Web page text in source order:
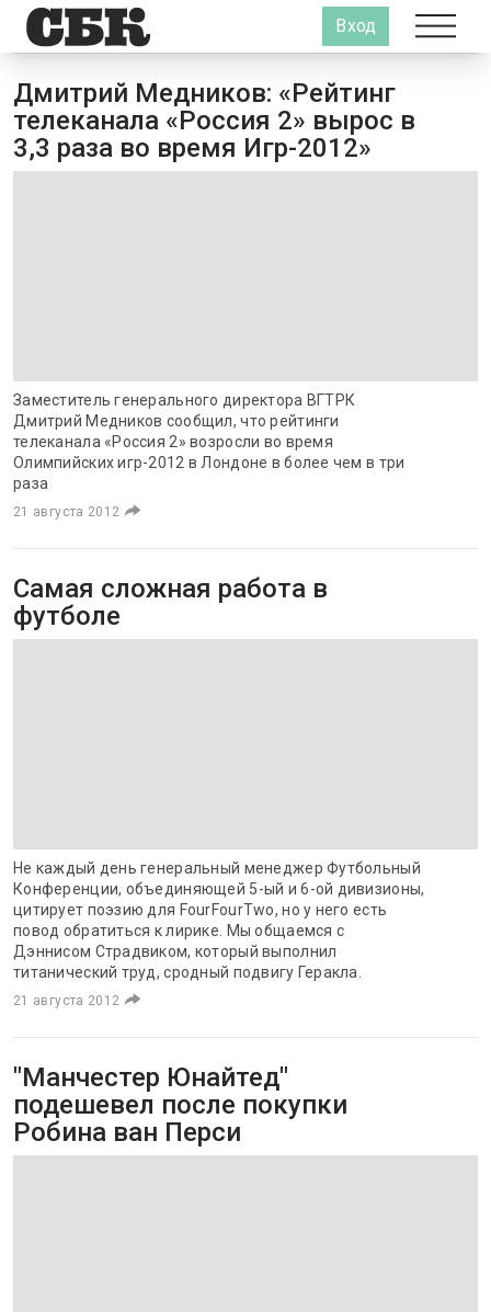
Вход
Дмитрий Медников: «Рейтинг
телеканала «Россия 2» вырос в
3,3 раза во время Игр-2012»
Заместитель генерального директора ВГТРК
Дмитрий Медников сообщил, что рейтинги
телеканала «Россия 2» возросли во время
Олимпийских игр-2012 в Лондоне в более чем в три
раза
21 августа 2012
Самая сложная работа в
футболе
Не каждый день генеральный менеджер Футбольный
Конференции, объединяющей 5-ый и 6-ой дивизионы,
цитирует поэзию для FourFourTwo, но у него есть
повод обратиться к лирике. Мы общаемся с
Дэннисом Страдвиком, который выполнил
титанический труд, сродный подвигу Геракла.
21 августа 2012
"Манчестер Юнайтед"
подешевел после покупки
Робина ван Перси